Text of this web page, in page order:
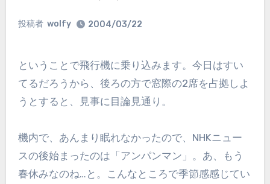
投稿者 wolfy 2004/03/22
ということで飛行機に乗り込みます。今日はすい
てるだろうから、後ろの方で窓際の2席を占拠しよ
うとすると、見事に目論見通り。
機内で、あんまり眠れなかったので、NHKニュー
スの後始まったのは「アンパンマン」。あ、もう
春休みなのね…と。こんなところで季節感感じてい